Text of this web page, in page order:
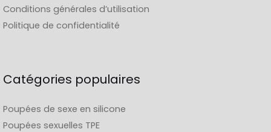
Conditions générales d’utilisation
Politique de confidentialité
Catégories populaires
Poupées de sexe en silicone
Poupées sexuelles TPE